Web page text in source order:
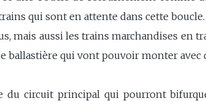
qui sont en attente dans cette
mais aussi les trains marchandises en
ballastière qui vont pouvoir monter avec
du circuit principal qui pourront